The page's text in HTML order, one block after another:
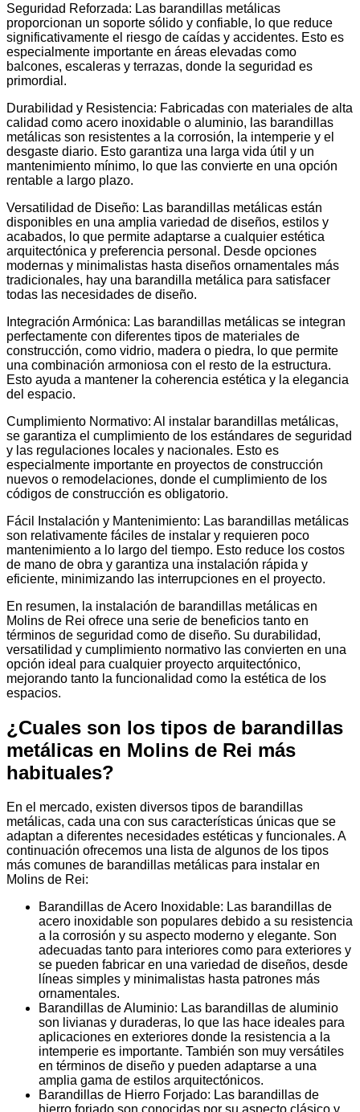
Seguridad Reforzada: Las barandillas metálicas
proporcionan un soporte sólido y confiable, lo que reduce
significativamente el riesgo de caídas y accidentes. Esto es
especialmente importante en áreas elevadas como
balcones, escaleras y terrazas, donde la seguridad es
primordial.
Durabilidad y Resistencia: Fabricadas con materiales de alta
calidad como acero inoxidable o aluminio, las barandillas
metálicas son resistentes a la corrosión, la intemperie y el
desgaste diario. Esto garantiza una larga vida útil y un
mantenimiento mínimo, lo que las convierte en una opción
rentable a largo plazo.
Versatilidad de Diseño: Las barandillas metálicas están
disponibles en una amplia variedad de diseños, estilos y
acabados, lo que permite adaptarse a cualquier estética
arquitectónica y preferencia personal. Desde opciones
modernas y minimalistas hasta diseños ornamentales más
tradicionales, hay una barandilla metálica para satisfacer
todas las necesidades de diseño.
Integración Armónica: Las barandillas metálicas se integran
perfectamente con diferentes tipos de materiales de
construcción, como vidrio, madera o piedra, lo que permite
una combinación armoniosa con el resto de la estructura.
Esto ayuda a mantener la coherencia estética y la elegancia
del espacio.
Cumplimiento Normativo: Al instalar barandillas metálicas,
se garantiza el cumplimiento de los estándares de seguridad
y las regulaciones locales y nacionales. Esto es
especialmente importante en proyectos de construcción
nuevos o remodelaciones, donde el cumplimiento de los
códigos de construcción es obligatorio.
Fácil Instalación y Mantenimiento: Las barandillas metálicas
son relativamente fáciles de instalar y requieren poco
mantenimiento a lo largo del tiempo. Esto reduce los costos
de mano de obra y garantiza una instalación rápida y
eficiente, minimizando las interrupciones en el proyecto.
En resumen, la instalación de barandillas metálicas en
Molins de Rei ofrece una serie de beneficios tanto en
términos de seguridad como de diseño. Su durabilidad,
versatilidad y cumplimiento normativo las convierten en una
opción ideal para cualquier proyecto arquitectónico,
mejorando tanto la funcionalidad como la estética de los
espacios.
¿Cuales son los tipos de barandillas
metálicas en Molins de Rei más
habituales?
En el mercado, existen diversos tipos de barandillas
metálicas, cada una con sus características únicas que se
adaptan a diferentes necesidades estéticas y funcionales. A
continuación ofrecemos una lista de algunos de los tipos
más comunes de barandillas metálicas para instalar en
Molins de Rei:
Barandillas de Acero Inoxidable: Las barandillas de
acero inoxidable son populares debido a su resistencia
a la corrosión y su aspecto moderno y elegante. Son
adecuadas tanto para interiores como para exteriores y
se pueden fabricar en una variedad de diseños, desde
líneas simples y minimalistas hasta patrones más
ornamentales.
Barandillas de Aluminio: Las barandillas de aluminio
son livianas y duraderas, lo que las hace ideales para
aplicaciones en exteriores donde la resistencia a la
intemperie es importante. También son muy versátiles
en términos de diseño y pueden adaptarse a una
amplia gama de estilos arquitectónicos.
Barandillas de Hierro Forjado: Las barandillas de
hierro forjado son conocidas por su aspecto clásico y